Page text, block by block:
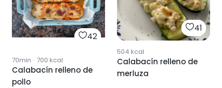
42
70min · 700 kcal
Calabacín relleno de
pollo
41
504 kcal
Calabacín relleno de
merluza